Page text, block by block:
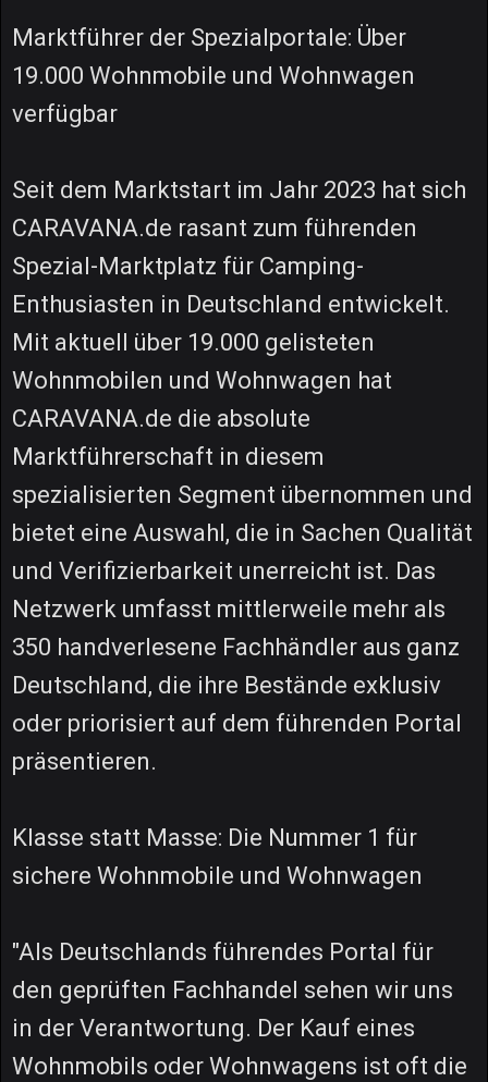
Marktführer der Spezialportale: Über
19.000 Wohnmobile und Wohnwagen
verfügbar
Seit dem Marktstart im Jahr 2023 hat sich
CARAVANA.de rasant zum führenden
Spezial-Marktplatz für Camping-
Enthusiasten in Deutschland entwickelt.
Mit aktuell über 19.000 gelisteten
Wohnmobilen und Wohnwagen hat
CARAVANA.de die absolute
Marktführerschaft in diesem
spezialisierten Segment übernommen und
bietet eine Auswahl, die in Sachen Qualität
und Verifizierbarkeit unerreicht ist. Das
Netzwerk umfasst mittlerweile mehr als
350 handverlesene Fachhändler aus ganz
Deutschland, die ihre Bestände exklusiv
oder priorisiert auf dem führenden Portal
präsentieren.
Klasse statt Masse: Die Nummer 1 für
sichere Wohnmobile und Wohnwagen
"Als Deutschlands führendes Portal für
den geprüften Fachhandel sehen wir uns
in der Verantwortung. Der Kauf eines
Wohnmobils oder Wohnwagens ist oft die